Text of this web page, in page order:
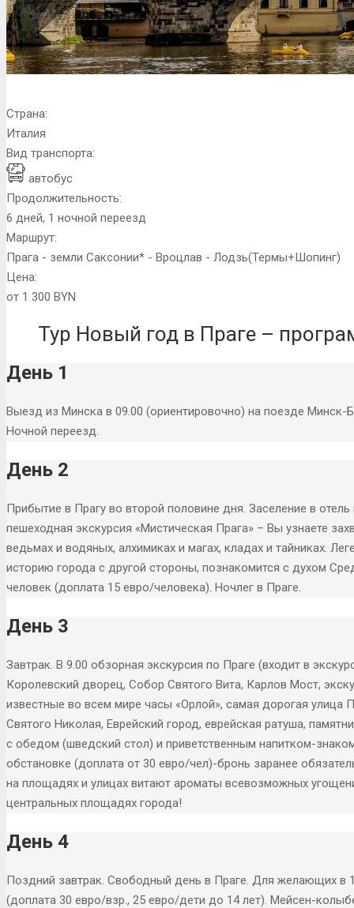
Страна:
Италия
Вид транспорта:
автобус
Продолжительность:
6 дней, 1 ночной переезд
Маршрут:
Прага - земли Саксонии* - Вроцлав - Лодзь(Термы+Шопинг)
Цена:
от 1 300 BYN
Тур Новый год в Праге –
День 1
Выезд из Минска в 09.00 (ориентировочно) на поезде Минск-
Ночной переезд.
День 2
Прибытие в Прагу во второй половине дня. Заселение в
пешеходная экскурсия «Мистическая Прага» – Вы узнаете
ведьмах и водяных, алхимиках и магах, кладах и тайниках.
историю города с другой стороны, познакомится с духом
человек (доплата 15 евро/человека). Ночлег в Праге.
День 3
Завтрак. В 9.00 обзорная экскурсия по Праге (входит в
Королевский дворец, Собор Святого Вита, Карлов Мост,
известные во всем мире часы «Орлой», самая дорогая
Святого Николая, Еврейский город, еврейская ратуша,
с обедом (шведский стол) и приветственным напитком-
обстановке (доплата от 30 евро/чел)-бронь заранее
на площадях и улицах витают ароматы всевозможных
центральных площадях города!
День 4
Поздний завтрак. Свободный день в Праге. Для желающих в
(доплата 30 евро/взр., 25 евро/дети до 14 лет). Мейсен-